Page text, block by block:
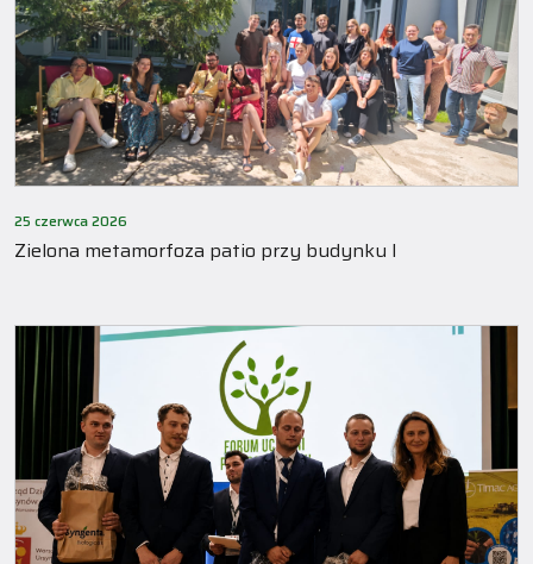
25 czerwca 2026
Zielona metamorfoza patio przy budynku I